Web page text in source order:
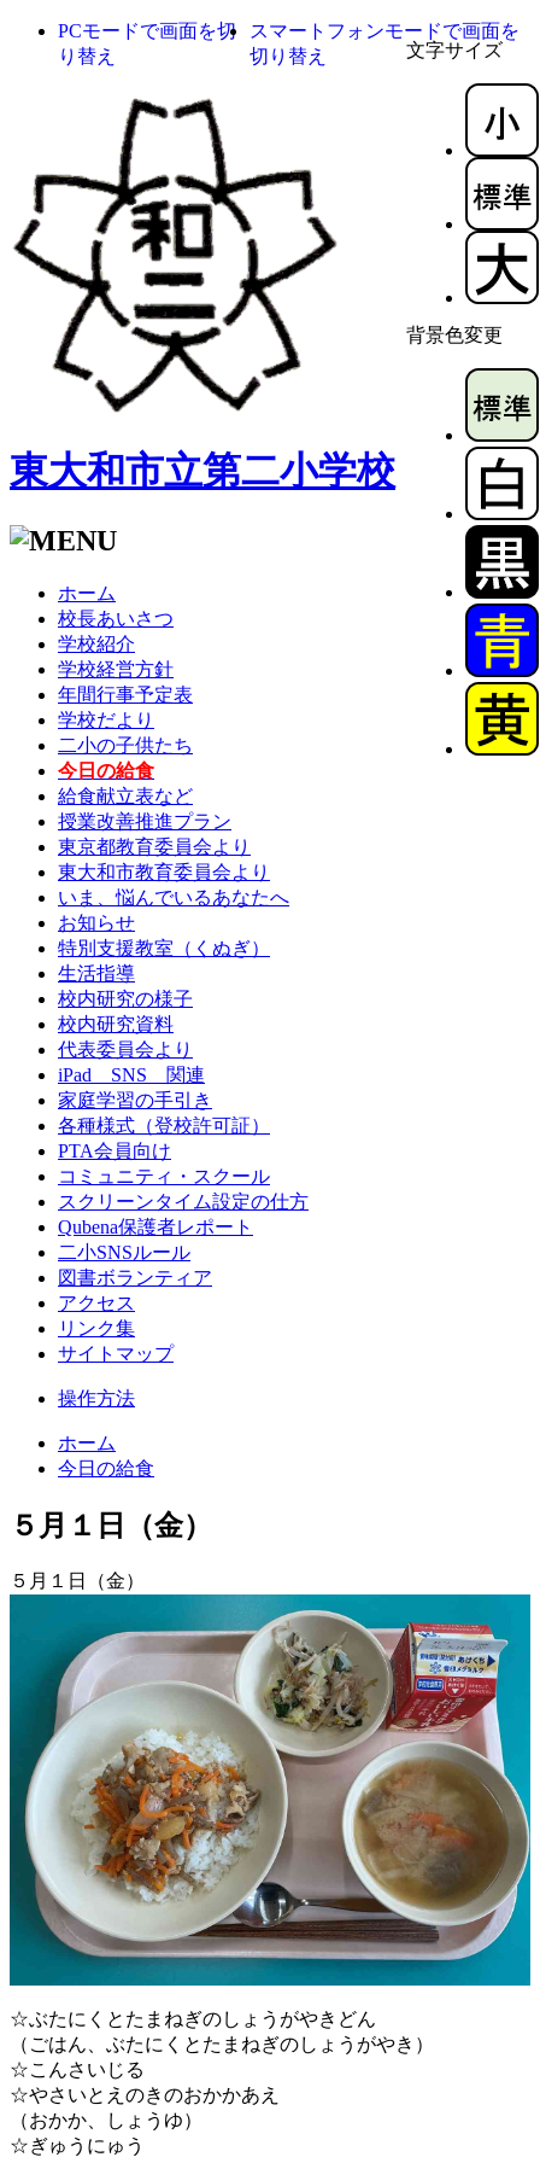
文字サイズ
背景色変更
PCモードで画面を切
り替え
スマートフォンモードで画面を
切り替え
東大和市立第二小学校
ホーム
校長あいさつ
学校紹介
学校経営方針
年間行事予定表
学校だより
二小の子供たち
今日の給食
給食献立表など
授業改善推進プラン
東京都教育委員会より
東大和市教育委員会より
いま、悩んでいるあなたへ
お知らせ
特別支援教室（くぬぎ）
生活指導
校内研究の様子
校内研究資料
代表委員会より
iPad SNS 関連
家庭学習の手引き
各種様式（登校許可証）
PTA会員向け
コミュニティ・スクール
スクリーンタイム設定の仕方
Qubena保護者レポート
二小SNSルール
図書ボランティア
アクセス
リンク集
サイトマップ
操作方法
ホーム
今日の給食
５月１日（金）
５月１日（金）
☆ぶたにくとたまねぎのしょうがやきどん
（ごはん、ぶたにくとたまねぎのしょうがやき）
☆こんさいじる
☆やさいとえのきのおかかあえ
（おかか、しょうゆ）
☆ぎゅうにゅう